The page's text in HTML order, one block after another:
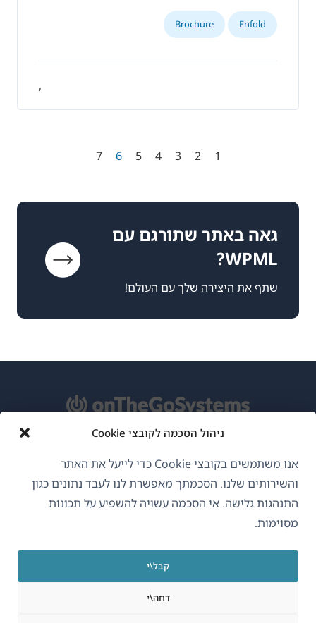
ניהול הסכמה לקובצי Cookie
אנו משתמשים בקובצי Cookie כדי לייעל את האתר
והשירותים שלנו. הסכמתך מאפשרת לנו לעבד נתונים כגון
התנהגות גלישה. אי הסכמה עשויה להשפיע על תכונות
מסוימות.
קבל\י
דחה\י
Enfold
Brochure
,
1
2
3
4
5
6
7
גאה באתר שתורגם עם
WPML?
שתף את היצירה שלך עם העולם!
עברית
GDPR ומדיניות פרטיות
הצטרף לצוות שלנו(נפתח
בחלון
חדש)
בחלון
חדש)
בחלון